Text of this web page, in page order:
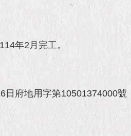
年2月完工。
日府地用字第10501374000號